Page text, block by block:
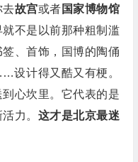
去故宫或者 国家博物馆
不是以前那种粗制滥
、首饰，国博的陶俑
设计得又酷又有梗。
心坎里。它代表的是
力。 这才是北京最迷